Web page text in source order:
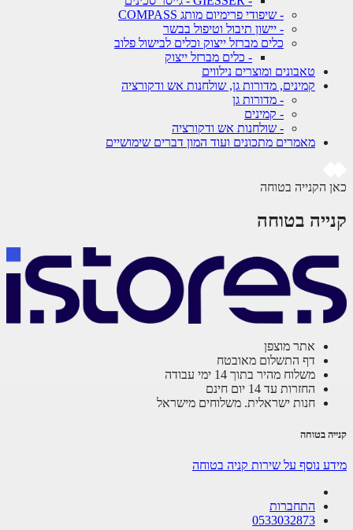
- שיפודי פרימיום מותג COMPASS
- יישון תיבול וטיפול בבשר
כלים מברזל ייצוק וכלים לבישול פלוב
- כלים מברזל ייצוק
טאבונים ומוצרים נילווים
קמינים, מדורות גן, שולחנות אש ודקורציה
- מדורות גן
- קמינים
- שולחנות אש ודקורציה
מאמרים מתכונים ועוד המון דברים שימושיים
הקנייה בטוחה
בטוחה
אתר מוצפן
דף התשלום מאובטח
משלוח מהיר בתוך 14 ימי עבודה
החזרות עד 14 יום חינם
חנות ישראלית. משלוחים מישראל
בטוחה
נוסף על שירות קניה בטוחה
התחברות
0533032873